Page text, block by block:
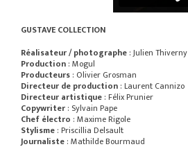
GUSTAVE COLLECTION
Réalisateur / photographe : Julien Thiverny
Production : Mogul
Producteurs : Olivier Grosman
Directeur de production : Laurent Cannizo
Directeur artistique : Félix Prunier
Copywriter : Sylvain Pape
Chef électro : Maxime Rigole
Stylisme : Priscillia Delsault
Journaliste : Mathilde Bourmaud